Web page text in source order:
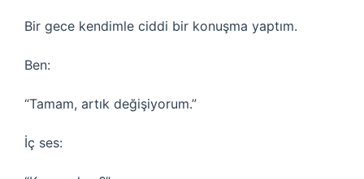
Bir gece kendimle ciddi bir konuşma yaptım.
Ben:
“Tamam, artık değişiyorum.”
İç ses: